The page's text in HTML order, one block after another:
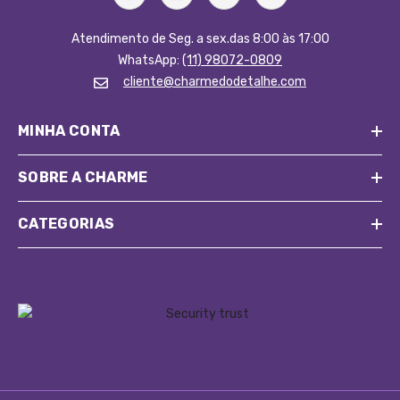
líquidos, alimentos ou pelos danifiquem o estofado original.
Em poucos minutos, sua sala de jantar pode ganhar um
novo visual, sem precisar trocar os móveis.
formatos de cadeira, garantindo um visual elegante e
uniforme.
A maioria das capas pode ser lavada na máquina, seca
É muito mais barato trocar as capas do que reformar ou
Atendimento de Seg. a sex.das 8:00 às 17:00
WhatsApp: (11) 98072-0809
cliente@charmedodetalhe.com
MINHA CONTA
SOBRE A CHARME
CATEGORIAS